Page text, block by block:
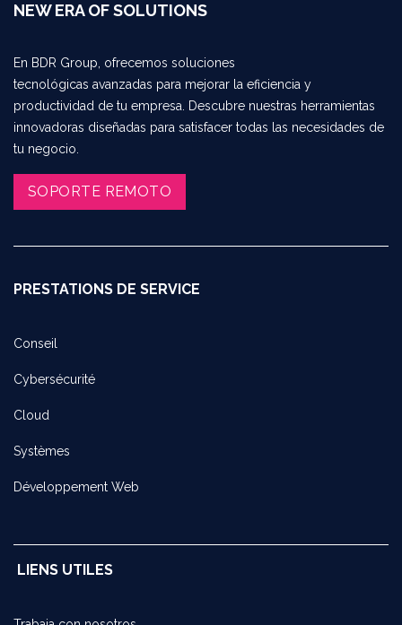
NEW ERA OF SOLUTIONS
En BDR Group, ofrecemos soluciones
tecnológicas avanzadas para mejorar la eficiencia y
productividad de tu empresa. Descubre nuestras herramientas
innovadoras diseñadas para satisfacer todas las necesidades de
tu negocio.
SOPORTE REMOTO​​​​
PRESTATIONS DE SERVICE
Conseil
Cybersécurité
Cloud
Systèmes
Développement Web
LIENS UTILES